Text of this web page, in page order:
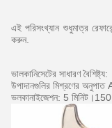
এই পরিসংখ্যান শুধুমাত্র
করুন.
ভালকানিসেটের সাধারণ বৈশিষ্ট্য:
উপাদানগুলির মিশ্রণের
ভলকানাইজেশন: 5